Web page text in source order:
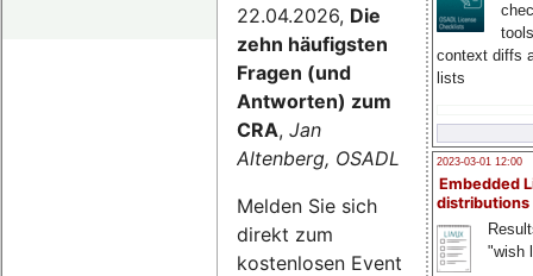
context diffs
lists
2023-03-01 12:00
Embedded
distributions
"wish
22.04.2026, Die
zehn häufigsten
Fragen (und
Antworten) zum
CRA, Jan
Altenberg, OSADL
Melden Sie sich
direkt zum
kostenlosen Event